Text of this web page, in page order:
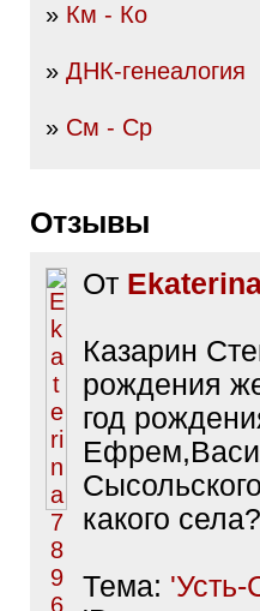
» Км - Ко
» ДНК-генеалогия
» См - Ср
Отзывы
От
Казарин
рождения
год
какого
Тема: 'Усть-